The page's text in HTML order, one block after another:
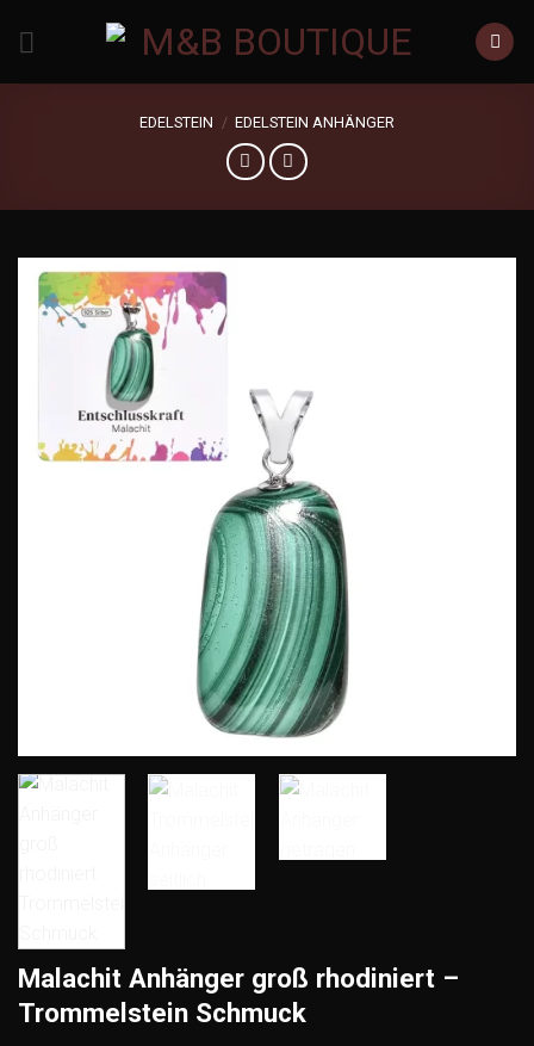
EDELSTEIN / EDELSTEIN ANHÄNGER
Malachit Anhänger groß rhodiniert –
Trommelstein Schmuck